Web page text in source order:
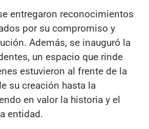
entregaron reconocimientos
por su compromiso y
Además, se inauguró la
un espacio que rinde
estuvieron al frente de la
su creación hasta la
en valor la historia y el
entidad.